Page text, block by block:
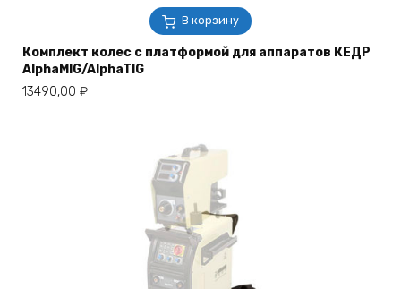
В корзину
Комплект колес с платформой для аппаратов КЕДР
AlphaMIG/AlphaTIG
13490,00 ₽